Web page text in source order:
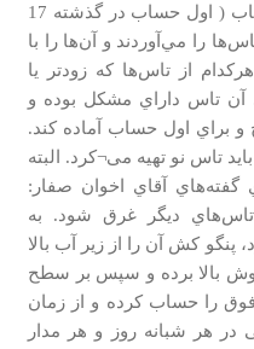
هر سال، چند روز مانده به اول حساب ( اول حساب در گذشته 17
است ) تاس‌ها را مي‌آوردند و آن‌ها را با
از تاس‌ها كه زودتر يا
آن تاس داراي مشكل بوده و
براي اول حساب آماده كند.
تاس نو تهيه می¬كرد. البته
آقاي اخوان صفار:
تاس‌هاي ديگر غرق شود. به
كش آن را از زير آب بالا
بالا برده و سپس بر سطح
را حساب کرده و از زمان
در هر شبانه روز و هر مدار